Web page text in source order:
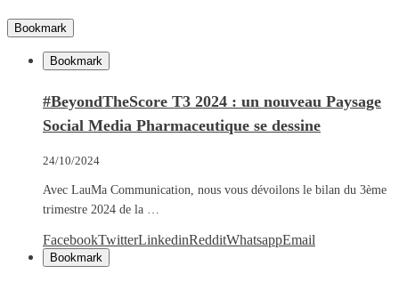
Bookmark
Bookmark
#BeyondTheScore T3 2024 : un nouveau Paysage
Social Media Pharmaceutique se dessine
24/10/2024
Avec LauMa Communication, nous vous dévoilons le bilan du 3ème
trimestre 2024 de la …
FacebookTwitterLinkedinRedditWhatsappEmail
Bookmark